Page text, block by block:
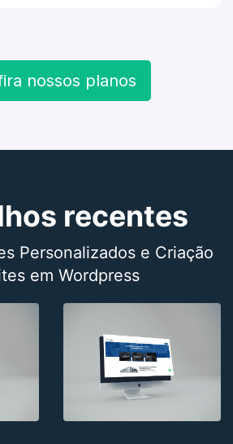
nossos planos
recentes
Personalizados e Criação
em Wordpress